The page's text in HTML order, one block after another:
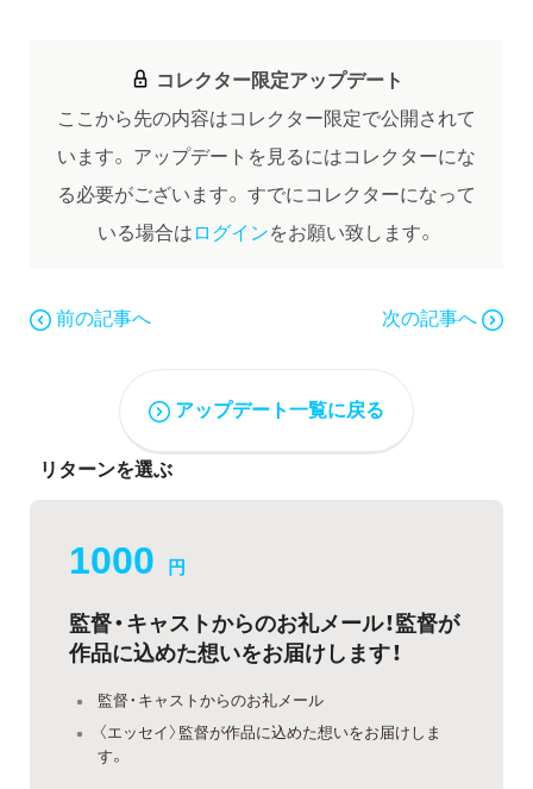
コレクター限定アップデート
ここから先の内容はコレクター限定で公開されて
います。 アップデートを見るにはコレクターにな
る必要がございます。 すでにコレクターになって
いる場合はログインをお願い致します。
前の記事へ 次の記事へ
アップデート一覧に戻る
リターンを選ぶ
1000 円
監督・キャストからのお礼メール！監督が
作品に込めた想いをお届けします！
監督・キャストからのお礼メール
〈エッセイ〉監督が作品に込めた想いをお届けしま
す。